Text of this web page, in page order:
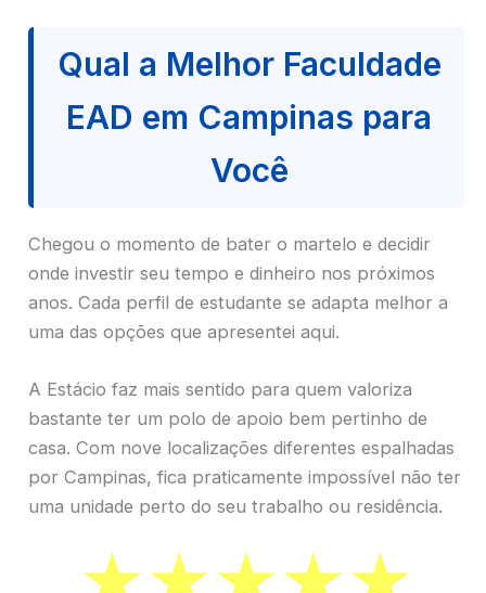
Qual a Melhor Faculdade
EAD em Campinas para
Você
Chegou o momento de bater o martelo e decidir
onde investir seu tempo e dinheiro nos próximos
anos. Cada perfil de estudante se adapta melhor a
uma das opções que apresentei aqui.
A Estácio faz mais sentido para quem valoriza
bastante ter um polo de apoio bem pertinho de
casa. Com nove localizações diferentes espalhadas
por Campinas, fica praticamente impossível não ter
uma unidade perto do seu trabalho ou residência.